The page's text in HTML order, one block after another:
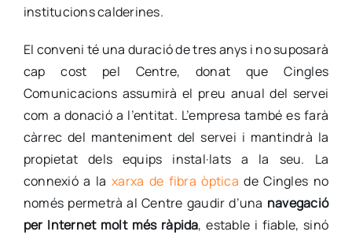
institucions calderines.
El conveni té una duració de tres anys i no suposarà
cap cost pel Centre, donat que Cingles
Comunicacions assumirà el preu anual del servei
com a donació a l’entitat. L’empresa també es farà
càrrec del manteniment del servei i mantindrà la
propietat dels equips instal·lats a la seu. La
connexió a laxarxa de fibra òptica de Cingles no
només permetrà al Centre gaudir d’una navegació
per Internet molt més ràpida, estable i fiable, sinó